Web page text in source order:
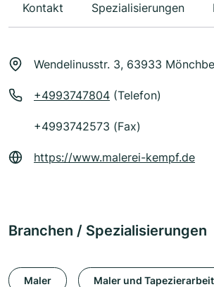
Kontakt Spezialisierungen
Wendelinusstr. 3, 63933
+4993747804 (Telefon)
+4993742573 (Fax)
https://www.malerei-kempf.de
Branchen / Spezialisierungen
Maler Maler und